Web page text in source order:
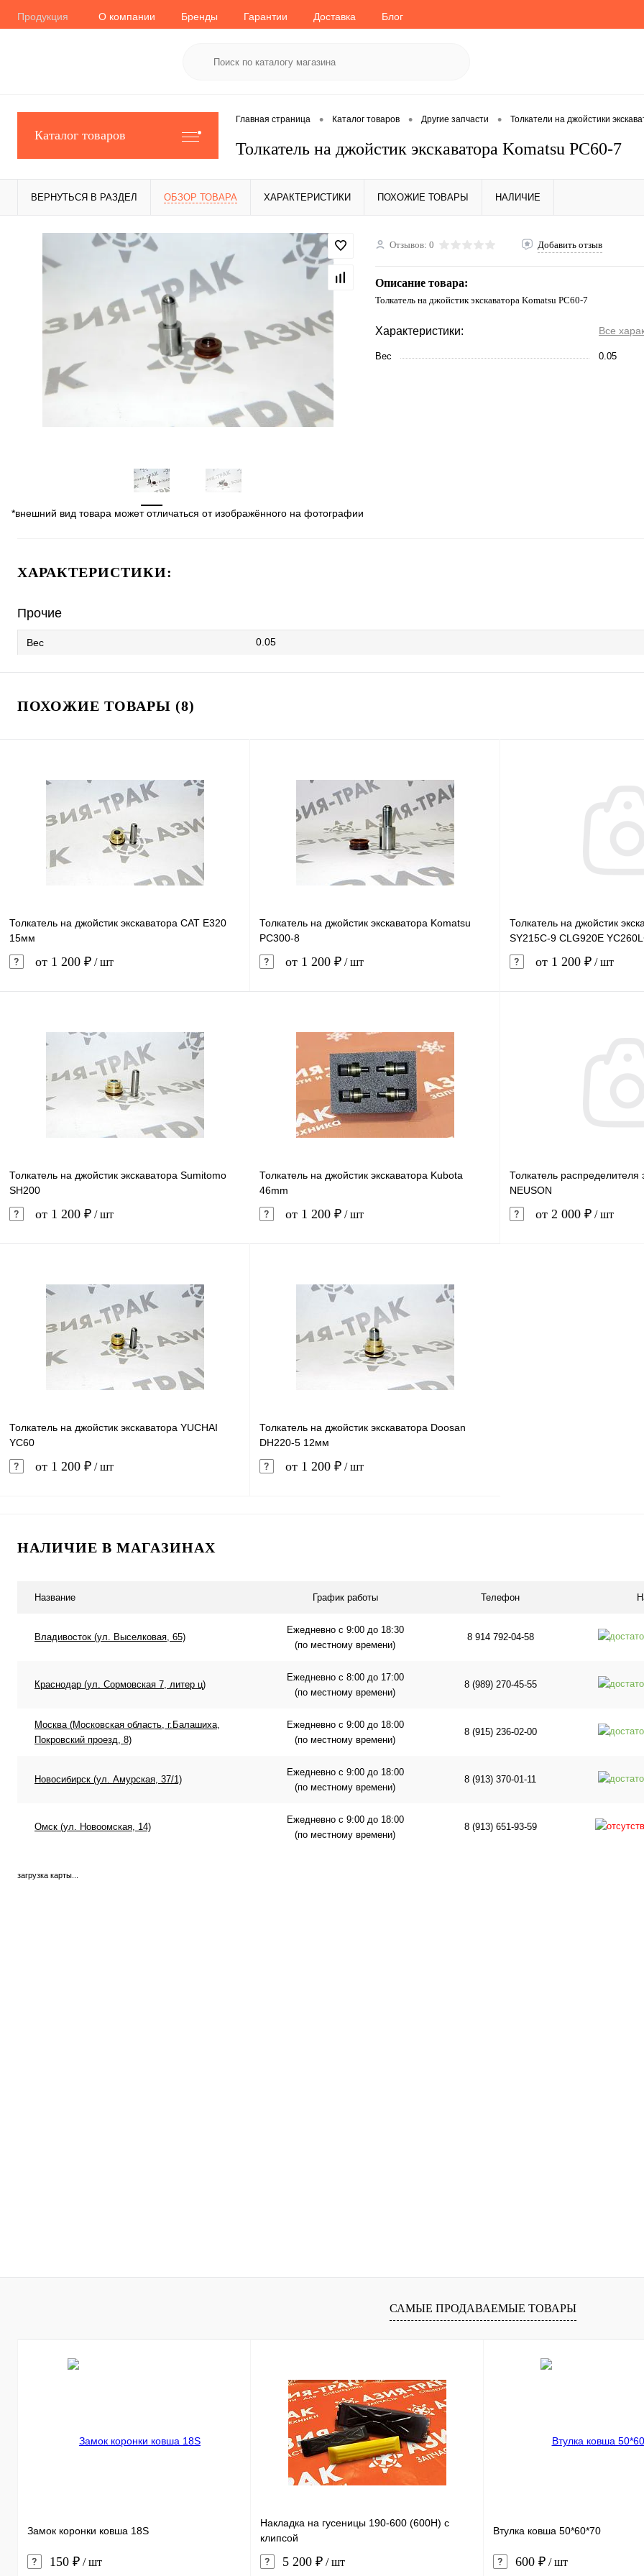
Продукция О компании Бренды Гарантии Доставка Блог
Каталог товаров
Главная страница • Каталог товаров • Другие запчасти • Толкатели на джойстики
Толкатель на джойстик экскаватора Komatsu PC60-7
ВЕРНУТЬСЯ В РАЗДЕЛ ОБЗОР ТОВАРА ХАРАКТЕРИСТИКИ ПОХОЖИЕ ТОВАРЫ НАЛИЧИЕ
*внешний вид товара может отличаться от изображённого на фотографии
Отзывов: 0 Добавить отзыв
Описание товара:
Толкатель на джойстик экскаватора Komatsu PC60-7
Характеристики: Все
Вес 0.05
ХАРАКТЕРИСТИКИ:
Прочие
Вес 0.05
ПОХОЖИЕ ТОВАРЫ (8)
Толкатель на джойстик экскаватора CAT E320
15мм
от 1 200 ₽ / шт
Купить в 1 клик Сравнение
В избранное В наличии
Толкатель на джойстик экскаватора Komatsu
PC300-8
от 1 200 ₽ / шт
Купить в 1 клик Сравнение
В избранное В наличии
Толкатель на джойстик
SY215C-9 CLG920E
от 1 200 ₽ / шт
Толкатель на джойстик экскаватора Sumitomo
SH200
от 1 200 ₽ / шт
Купить в 1 клик Сравнение
В избранное В наличии
Толкатель на джойстик экскаватора Kubota
46mm
от 1 200 ₽ / шт
Сравнение
В избранное
Толкатель распределителя
NEUSON
от 2 000 ₽ / шт
Толкатель на джойстик экскаватора YUCHAI
YC60
от 1 200 ₽ / шт
Толкатель на джойстик экскаватора Doosan
DH220-5 12мм
от 1 200 ₽ / шт
НАЛИЧИЕ В МАГАЗИНАХ
Название График работы Телефон
Владивосток (ул. Выселковая, 65)
Ежедневно с 9:00 до 18:30
(по местному времени)
8 914 792-04-58
Краснодар (ул. Сормовская 7, литер ц)
Ежедневно с 8:00 до 17:00
(по местному времени)
8 (989) 270-45-55
Москва (Московская область, г.Балашиха,
Покровский проезд, 8)
Ежедневно с 9:00 до 18:00
(по местному времени)
8 (915) 236-02-00
Новосибирск (ул. Амурская, 37/1)
Ежедневно с 9:00 до 18:00
(по местному времени)
8 (913) 370-01-11
Омск (ул. Новоомская, 14)
Ежедневно с 9:00 до 18:00
(по местному времени)
8 (913) 651-93-59
загрузка карты...
САМЫЕ ПРОДАВАЕМЫЕ ТОВАРЫ
Замок коронки ковша 18S
150 ₽ / шт
Накладка на гусеницы 190-600 (600H) с
клипсой
5 200 ₽ / шт
Втулка ковша 50*60*70
600 ₽ / шт